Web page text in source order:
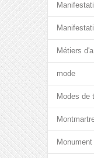
Métiers
mode
Modes de